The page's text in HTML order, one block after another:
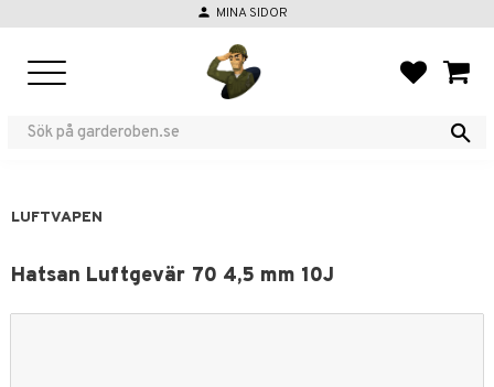
person MINA SIDOR
LUFTVAPEN
Hatsan Luftgevär 70 4,5 mm 10J